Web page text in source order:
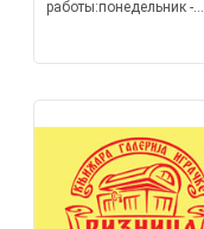
работы:понедельник -...